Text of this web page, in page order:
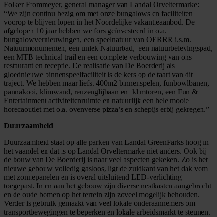
Folker Frommeyer, general manager van Landal Orveltermarke:
“We zijn continu bezig om met onze bungalows en faciliteiten
voorop te blijven lopen in het Noordelijke vakantieaanbod. De
afgelopen 10 jaar hebben we fors geïnvesteerd in o.a.
bungalowvernieuwingen, een speelnatuur van OERRR i.s.m.
Natuurmonumenten, een uniek Natuurbad, een natuurbelevingspad,
een MTB technical trail en een complete verbouwing van ons
restaurant en receptie. De realisatie van De Boerderij als
gloednieuwe binnenspeelfaciliteit is de kers op de taart van dit
traject. We hebben maar liefst 400m2 binnenspelen, funbowlbanen,
pannakooi, klimwand, reuzenglijbaan en -klimtoren, een Fun &
Entertainment activiteitenruimte en natuurlijk een hele mooie
horecaoutlet met o.a. ovenverse pizza’s en schepijs erbij gekregen.”
Duurzaamheid
Duurzaamheid staat op alle parken van Landal GreenParks hoog in
het vaandel en dat is op Landal Orveltermarke niet anders. Ook bij
de bouw van De Boerderij is naar veel aspecten gekeken. Zo is het
nieuwe gebouw volledig gasloos, ligt de zuidkant van het dak vom
met zonnepanelen en is overal uitsluitend LED-verlichting
toegepast. In en aan het gebouw zijn diverse nestkasten aangebracht
en de oude bomen op het terrein zijn zoveel mogelijk behouden.
Verder is gebruik gemaakt van veel lokale onderaannemers om
transportbewegingen te beperken en lokale arbeidsmarkt te steunen.